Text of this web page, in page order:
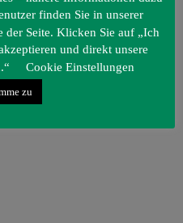
finden Sie in unserer
der Seite. Klicken Sie auf „Ich
und direkt unsere
Cookie Einstellungen
zu